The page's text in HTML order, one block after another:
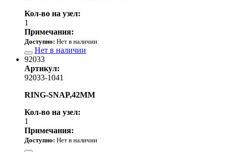
Кол-во на узел:
1
Примечания:
Доступно: Нет в наличии
Нет в наличии
92033
Артикул:
92033-1041
RING-SNAP,42MM
Кол-во на узел:
1
Примечания:
Доступно: Нет в наличии